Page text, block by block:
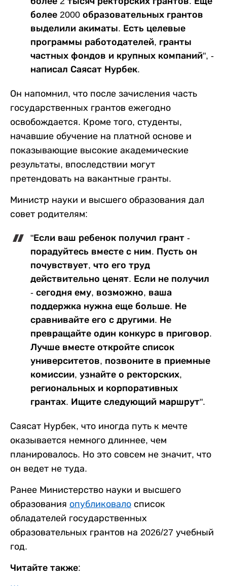
более 2000 образовательных грантов
выделили акиматы. Есть целевые
программы работодателей, гранты
частных фондов и крупных компаний", -
написал Саясат Нурбек.
Он напомнил, что после зачисления часть
государственных грантов ежегодно
освобождается. Кроме того, студенты,
начавшие обучение на платной основе и
показывающие высокие академические
результаты, впоследствии могут
претендовать на вакантные гранты.
Министр науки и высшего образования дал
совет родителям:
"Если ваш ребенок получил грант -
порадуйтесь вместе с ним. Пусть он
почувствует, что его труд
действительно ценят. Если не получил
- сегодня ему, возможно, ваша
поддержка нужна еще больше. Не
сравнивайте его с другими. Не
превращайте один конкурс в приговор.
Лучше вместе откройте список
университетов, позвоните в приемные
комиссии, узнайте о ректорских,
региональных и корпоративных
грантах. Ищите следующий маршрут".
Саясат Нурбек, что иногда путь к мечте
оказывается немного длиннее, чем
планировалось. Но это совсем не значит, что
он ведет не туда.
Ранее Министерство науки и высшего
образования опубликовало список
обладателей государственных
образовательных грантов на 2026/27 учебный
год.
Читайте также: